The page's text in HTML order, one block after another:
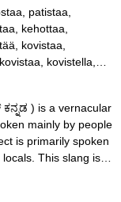
patistaa,
kehottaa,
kovistaa,
kovistella,…
) is a vernacular
mainly by people
is primarily spoken
This slang is…